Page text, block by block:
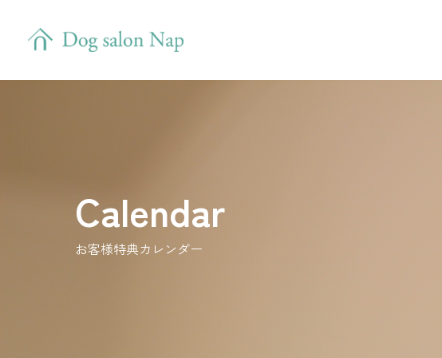
Calendar
お客様特典カレンダー